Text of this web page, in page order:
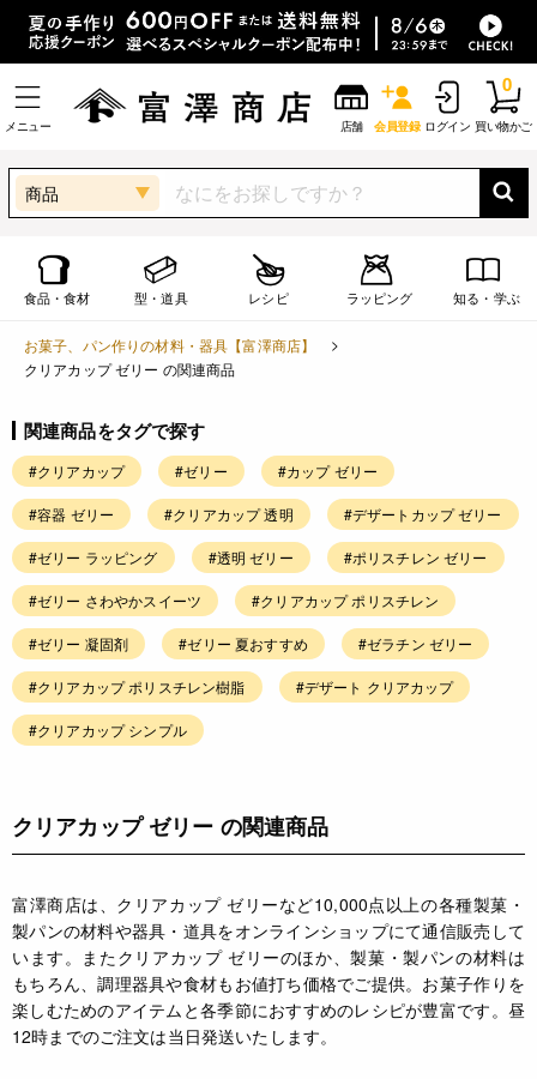
メニュー 店舗 会員登録 ログイン 買い物かご
0
商品
食品・食材 型・道具 レシピ ラッピング 知る・学ぶ
お菓子、パン作りの材料・器具【富澤商店】
クリアカップ ゼリー の関連商品
関連商品をタグで探す
#クリアカップ #ゼリー #カップ ゼリー
#容器 ゼリー #クリアカップ 透明 #デザートカップ ゼリー
#ゼリー ラッピング #透明 ゼリー #ポリスチレン ゼリー
#ゼリー さわやかスイーツ #クリアカップ ポリスチレン
#ゼリー 凝固剤 #ゼリー 夏おすすめ #ゼラチン ゼリー
#クリアカップ ポリスチレン樹脂 #デザート クリアカップ
#クリアカップ シンプル
クリアカップ ゼリー の関連商品
富澤商店は、クリアカップ ゼリーなど10,000点以上の各種製菓・
製パンの材料や器具・道具をオンラインショップにて通信販売して
います。またクリアカップ ゼリーのほか、製菓・製パンの材料は
もちろん、調理器具や食材もお値打ち価格でご提供。お菓子作りを
楽しむためのアイテムと各季節におすすめのレシピが豊富です。昼
12時までのご注文は当日発送いたします。